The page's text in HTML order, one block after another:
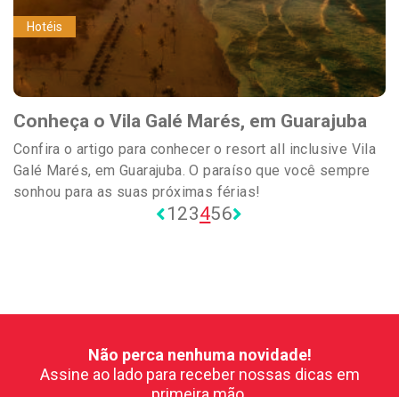
Hotéis
Conheça o Vila Galé Marés, em Guarajuba
Confira o artigo para conhecer o resort all inclusive Vila
Galé Marés, em Guarajuba. O paraíso que você sempre
sonhou para as suas próximas férias!
1 23456
Não perca nenhuma novidade!
Assine ao lado para receber nossas dicas em